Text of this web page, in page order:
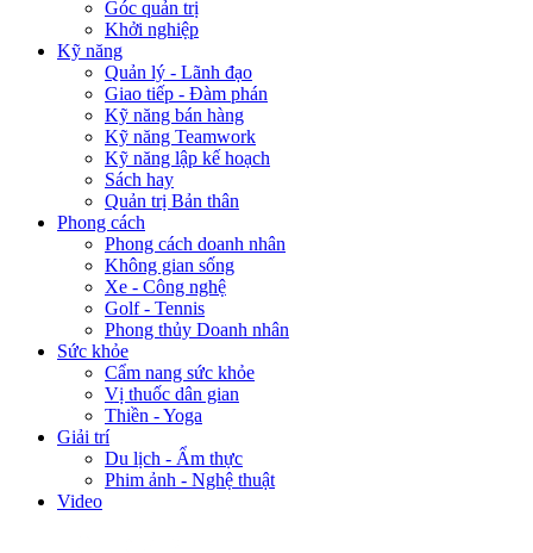
Góc quản trị
Khởi nghiệp
Kỹ năng
Quản lý - Lãnh đạo
Giao tiếp - Đàm phán
Kỹ năng bán hàng
Kỹ năng Teamwork
Kỹ năng lập kế hoạch
Sách hay
Quản trị Bản thân
Phong cách
Phong cách doanh nhân
Không gian sống
Xe - Công nghệ
Golf - Tennis
Phong thủy Doanh nhân
Sức khỏe
Cẩm nang sức khỏe
Vị thuốc dân gian
Thiền - Yoga
Giải trí
Du lịch - Ẩm thực
Phim ảnh - Nghệ thuật
Video